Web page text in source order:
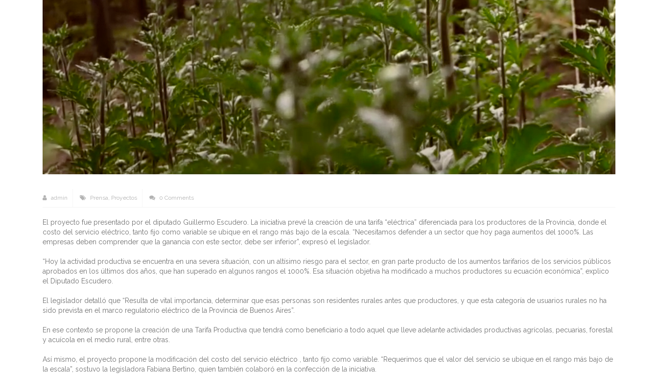
admin Prensa, Proyectos 0 Comments
El proyecto fue presentado por el diputado Guillermo Escudero. La iniciativa prevé la creación de una tarifa “eléctrica” diferenciada para los productores de la Provincia, donde el
costo del servicio eléctrico, tanto fijo como variable se ubique en el rango más bajo de la escala. “Necesitamos defender a un sector que hoy paga aumentos del 1000%. Las
empresas deben comprender que la ganancia con este sector, debe ser inferior”, expresó el legislador.
“Hoy la actividad productiva se encuentra en una severa situación, con un altísimo riesgo para el sector, en gran parte producto de los aumentos tarifarios de los servicios públicos
aprobados en los últimos dos años, que han superado en algunos rangos el 1000%. Esa situación objetiva ha modificado a muchos productores su ecuación económica”, explico
el Diputado Escudero.
El legislador detalló que “Resulta de vital importancia, determinar que esas personas son residentes rurales antes que productores, y que esta categoría de usuarios rurales no ha
sido prevista en el marco regulatorio eléctrico de la Provincia de Buenos Aires”.
En ese contexto se propone la creación de una Tarifa Productiva que tendrá como beneficiario a todo aquel que lleve adelante actividades productivas agrícolas, pecuarias, forestal
y acuícola en el medio rural, entre otras.
Así mismo, el proyecto propone la modificación del costo del servicio eléctrico , tanto fijo como variable. “Requerimos que el valor del servicio se ubique en el rango más bajo de
la escala”, sostuvo la legisladora Fabiana Bertino, quien también colaboró en la confección de la iniciativa.